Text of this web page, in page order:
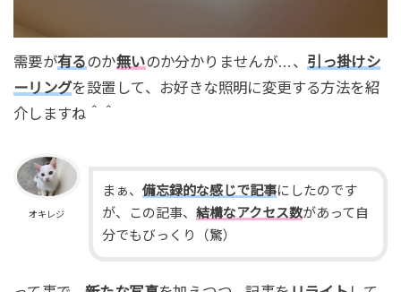
需要が有るのか無いのか分かりませんが…、 引っ掛けシ
ーリングを設置して、お好きな照明に変更する方法を紹
介しますね＾＾
オキレジ
まぁ、 備忘録的な感じで記事にしたのです
が、この記事、 結構なアクセス数があって自
分でもびっくり（驚）